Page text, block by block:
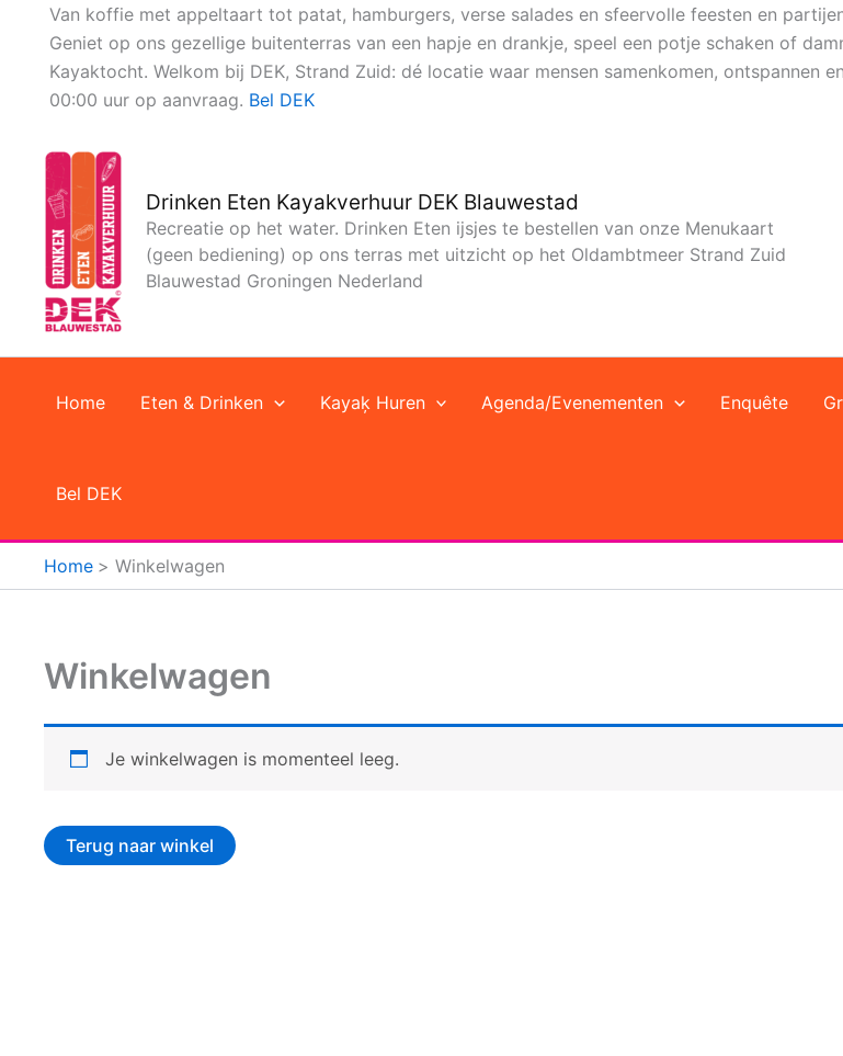
inhoud
Van koffie met appeltaart tot patat, hamburgers, verse salades en sfeervolle feesten en
Geniet op ons gezellige buitenterras van een hapje en drankje, speel een potje schaken of
Kayaktocht. Welkom bij DEK, Strand Zuid: dé locatie waar mensen samenkomen, ontspannen
00:00 uur op aanvraag. Bel DEK
Drinken Eten Kayakverhuur DEK Blauwestad
Recreatie op het water. Drinken Eten ijsjes te bestellen van onze Menukaart
(geen bediening) op ons terras met uitzicht op het Oldambtmeer Strand Zuid
Blauwestad Groningen Nederland
Home Eten & Drinken Kayaķ Huren Agenda/Evenementen Enquête
Bel DEK
Home Winkelwagen
Winkelwagen
Je winkelwagen is momenteel leeg.
Terug naar winkel